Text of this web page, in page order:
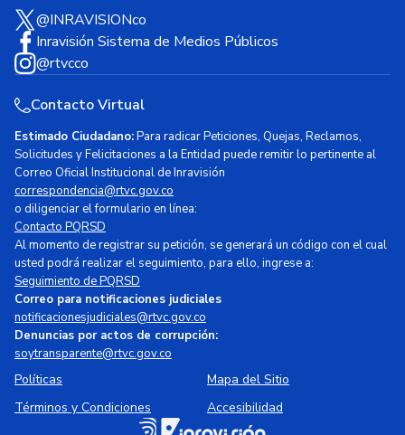
@INRAVISIONco
Inravisión Sistema de Medios Públicos
@rtvcco
Contacto Virtual
Estimado Ciudadano:Para radicar Peticiones, Quejas, Reclamos,
Solicitudes y Felicitaciones a la Entidad puede remitir lo pertinente al
Correo Oficial Institucional de Inravisión
correspondencia@rtvc.gov.co
o diligenciar el formulario en línea:
Contacto PQRSD
Al momento de registrar su petición, se generará un código con el cual
usted podrá realizar el seguimiento, para ello, ingrese a:
Seguimiento de PQRSD
Correo para notificaciones judiciales
notificacionesjudiciales@rtvc.gov.co
Denuncias por actos de corrupción:
soytransparente@rtvc.gov.co
Políticas
Mapa del Sitio
Términos y Condiciones
Accesibilidad